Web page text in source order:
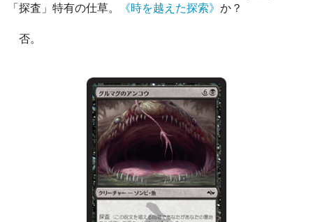
「探査」特有の仕草。
《時を越えた探索》か？
否。